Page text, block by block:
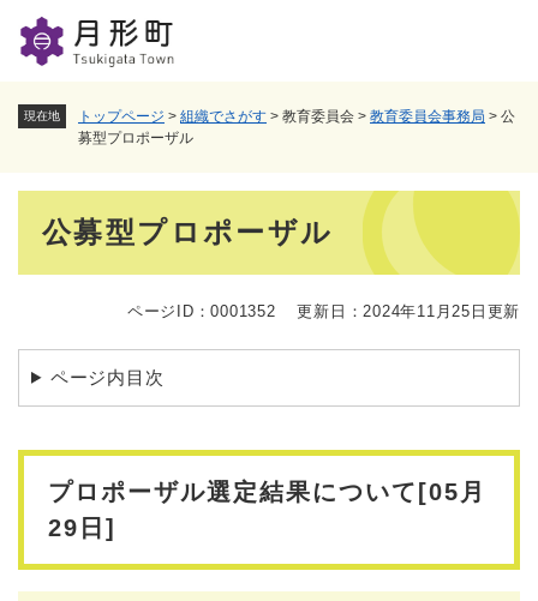
現在地 トップページ > 組織でさがす > 教育委員会 > 教育委員会事務局 > 公
募型プロポーザル
公募型プロポーザル
ページID：0001352 更新日：2024年11月25日更新
ページ内目次
プロポーザル選定結果について[05月
29日]